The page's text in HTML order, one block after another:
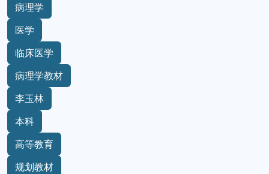
病理学
医学
临床医学
病理学教材
李玉林
本科
高等教育
规划教材